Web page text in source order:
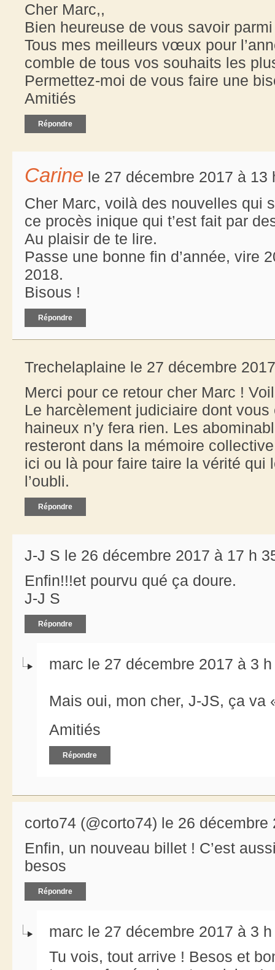
Cher Marc,,
Bien heureuse de vous savoir
Tous mes meilleurs vœux pour
comble de tous vos souhaits les
Permettez-moi de vous faire une
Amitiés
Répondre
Carine le 27 décembre 2017 à 13
Cher Marc, voilà des nouvelles qui
ce procès inique qui t’est fait par
Au plaisir de te lire.
Passe une bonne fin d’année, vire
2018.
Bisous !
Répondre
Trechelaplaine le 27 décembre
Merci pour ce retour cher Marc !
Le harcèlement judiciaire dont
haineux n’y fera rien. Les
resteront dans la mémoire
ici ou là pour faire taire la vérité
l’oubli.
Répondre
J-J S le 26 décembre 2017 à 17 h
Enfin!!!et pourvu qué ça doure.
J-J S
Répondre
marc le 27 décembre 2017 à 3
Mais oui, mon cher, J-JS, ça va
Amitiés
Répondre
corto74 (@corto74) le 26
Enfin, un nouveau billet ! C’est
besos
Répondre
marc le 27 décembre 2017 à 3
Tu vois, tout arrive ! Besos et